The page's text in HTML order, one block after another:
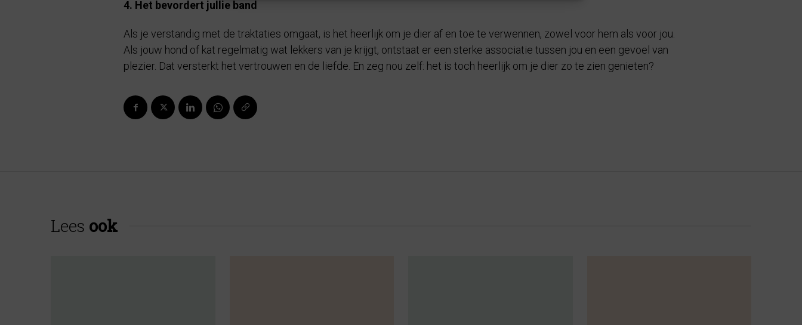
4. Het bevordert jullie band
Als je verstandig met de traktaties omgaat, is het heerlijk om je dier af en toe te verwennen, zowel voor hem als voor jou.
Als jouw hond of kat regelmatig wat lekkers van je krijgt, ontstaat er een sterke associatie tussen jou en een gevoel van
plezier. Dat versterkt het vertrouwen en de liefde. En zeg nou zelf: het is toch heerlijk om je dier zo te zien genieten?
Lees ook